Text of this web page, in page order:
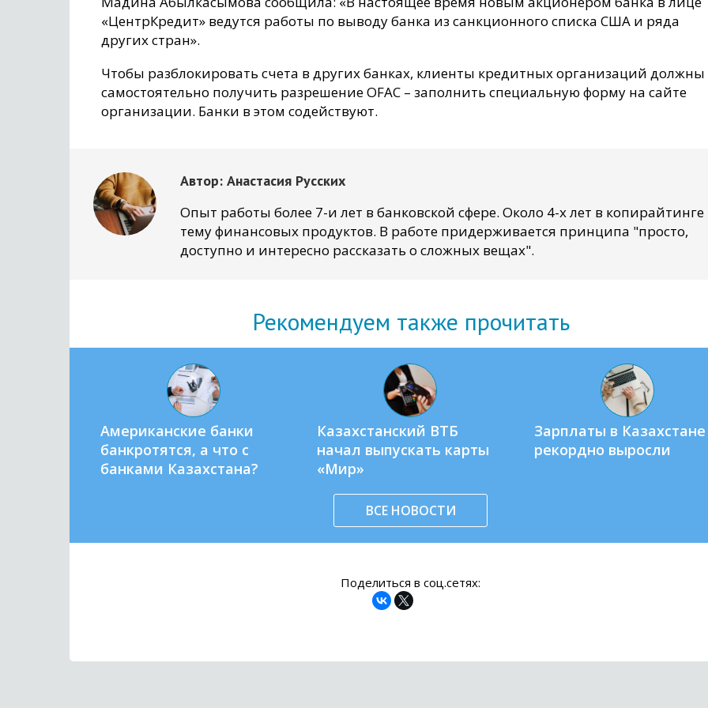
«ЦентрКредит» ведутся работы по выводу банка из санкционного списка США и ряда
других стран».
Чтобы разблокировать счета в других банках, клиенты кредитных организаций должны
самостоятельно получить разрешение OFAC – заполнить специальную форму на сайте
организации. Банки в этом содействуют.
Автор: Анастасия Русских
Опыт работы более 7-и лет в банковской сфере. Около 4-х лет в копирайтинге
тему финансовых продуктов. В работе придерживается принципа "просто,
доступно и интересно рассказать о сложных вещах".
Рекомендуем также прочитать
Американские банки
банкротятся, а что с
банками Казахстана?
Казахстанский ВТБ
начал выпускать карты
«Мир»
Зарплаты в Казахстане
рекордно выросли
ВСЕ НОВОСТИ
Поделиться в соц.сетях: